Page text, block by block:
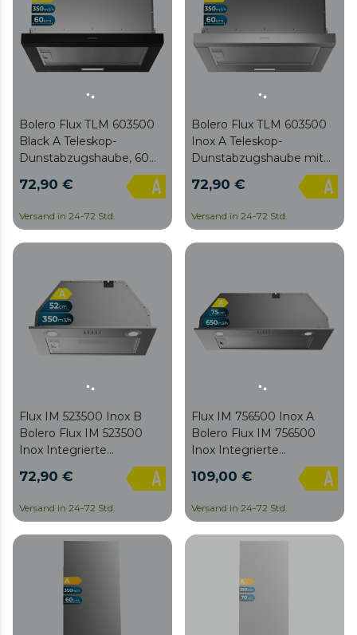
Bolero Flux TLM 603500
Black A Teleskop-
Dunstabzugshaube, 60
Saugleistung 350 m3/h,
mechanische Steuerung,
2 Leistungsstufen und
72,90 €
Versand in 24-72 Std.
Bolero Flux TLM 603500
Inox A Teleskop-
Dunstabzugshaube mit
60 cm Breite, Ausführung
in Edelstahl, Saugleistung
Klasse A, mechanische
Steuerung, 2
72,90 €
Versand in 24-72 Std.
Flux IM 523500 Inox B
Bolero Flux IM 523500
Inox Integrierte
Dunstabzugshaube mit
einer Breite von 52 cm,
Motor 70 W, Klasse A,
3 Leistungsstufen, Licht
und Kohlefilter.
72,90 €
Versand in 24-72 Std.
Flux IM 756500 Inox A
Bolero Flux IM 756500
Inox Integrierte
Dunstabzugshaube mit
einer Breite von 75 cm,
Saugleistung 650 m3/h,
Motor 165 W, Klasse A,
und Kohlefilter.
109,00 €
Versand in 24-72 Std.